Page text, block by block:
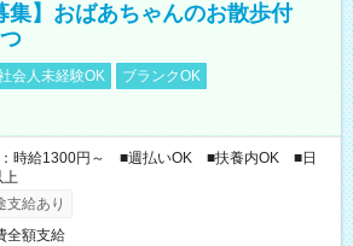
集】おばあちゃんのお散歩付
会人未経験OK
ブランクOK
：時給1300円～ ■週払いOK ■扶養内OK ■日
上
支給あり
全額支給